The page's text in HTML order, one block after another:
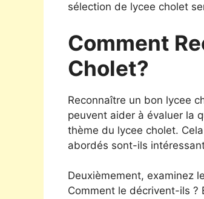
sélection de lycee cholet
Comment
Cholet?
Reconnaître un bon lycee
peuvent aider à évaluer la
thème du lycee cholet.
abordés sont-ils
Deuxièmement, examinez
Comment le décrivent-ils ?